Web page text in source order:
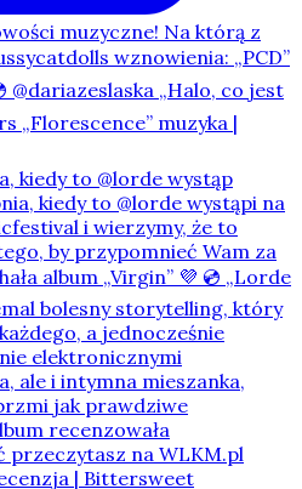
kiedy to @lorde wystąp